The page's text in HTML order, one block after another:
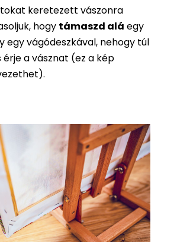
keretezett vászonra
hogy támaszd alá egy
egy vágódeszkával, nehogy túl
érje a vásznat (ez a kép